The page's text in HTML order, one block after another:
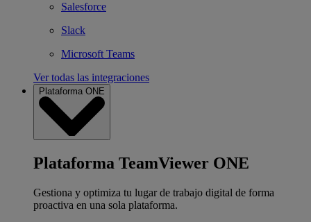
Salesforce
Slack
Microsoft Teams
Ver todas las integraciones
Plataforma ONE
Plataforma TeamViewer ONE
Gestiona y optimiza tu lugar de trabajo digital de forma
proactiva en una sola plataforma.